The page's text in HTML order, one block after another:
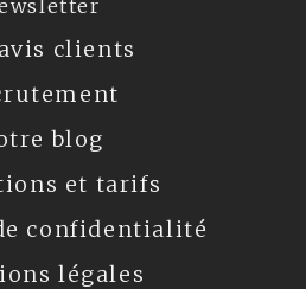
clients
blog
et tarifs
confidentialité
légales